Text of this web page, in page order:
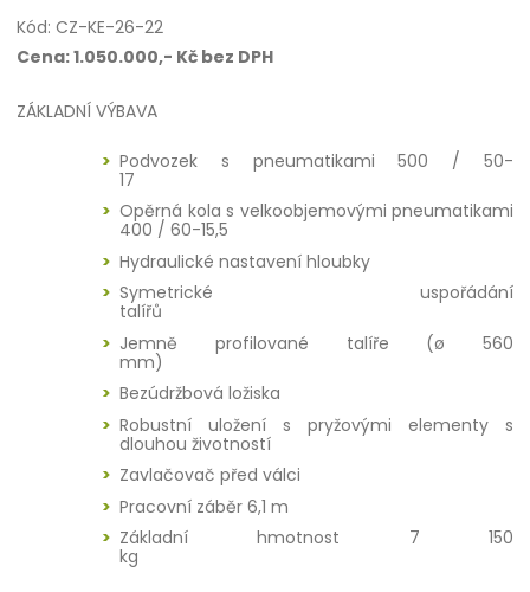
Kód: CZ-KE-26-22
Cena: 1.050.000,- Kč bez DPH
ZÁKLADNÍ VÝBAVA
Podvozek s pneumatikami 500 / 50-
17
Opěrná kola s velkoobjemovými pneumatikami
400 / 60-15,5
Hydraulické nastavení hloubky
Symetrické uspořádání
talířů
Jemně profilované talíře (ø 560
mm)
Bezúdržbová ložiska
Robustní uložení s pryžovými elementy s
dlouhou životností
Zavlačovač před válci
Pracovní záběr 6,1 m
Základní hmotnost 7 150
kg